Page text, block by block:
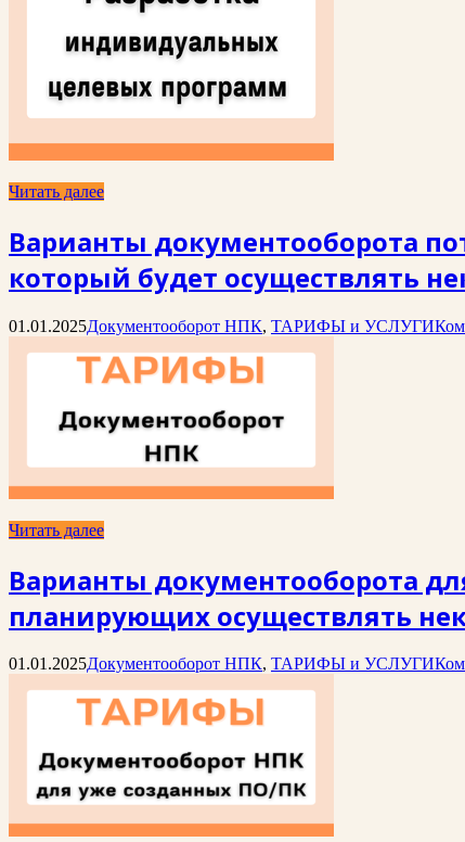
Читать далее
Варианты документооборота
который будет осуществлять
01.01.2025Документооборот НПК, ТАРИФЫ и УСЛУГИ
Читать далее
Варианты документооборота
планирующих осуществлять
01.01.2025Документооборот НПК, ТАРИФЫ и УСЛУГИ